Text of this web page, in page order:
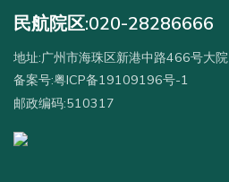
民航院区:020-28286666
地址:广州市海珠区新港中路466号大院
备案号:粤ICP备19109196号-1
邮政编码:510317